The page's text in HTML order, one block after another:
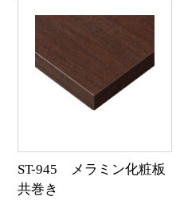
ST-945 メラミン化粧板
共巻き